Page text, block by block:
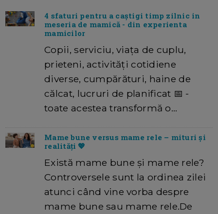
4 sfaturi pentru a caștigi timp zilnic in
meseria de mamică - din experienta
mamicilor
Copii, serviciu, viața de cuplu,
prieteni, activități cotidiene
diverse, cumpărături, haine de
călcat, lucruri de planificat 📅 -
toate acestea transformă o…
Mame bune versus mame rele – mituri și
realități 💖
Există mame bune și mame rele?
Controversele sunt la ordinea zilei
atunci când vine vorba despre
mame bune sau mame rele.De